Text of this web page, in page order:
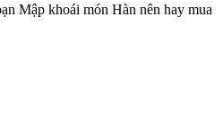
Mập khoái món Hàn nên hay mua